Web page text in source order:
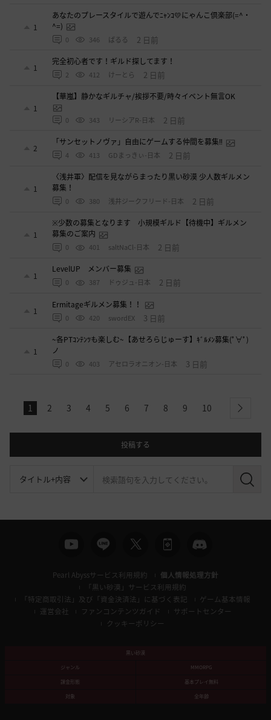
1
あなたのプレースタイルで遊んでﾆｬﾝｺ💛にゃんこ倶楽部(=^・
^=)
0 346 ぱるる 2 日前
1
完全初心者です！ギルド探してます！
2 412 けーとら 2 日前
1
【華嵐】静かなギルチャ/挨拶不要/時々イベント無言OK
0 343 リーシアR-日本 2 日前
2
「サンセットノヴァ」自由にゲームする仲間を募集‼️
4 413 GDまっきぃ-日本 2 日前
1
〈浅井軍〉配信を見ながらまったり黒い砂漠 少人数ギルメン
募集！
0 380 浅井ジークフリード-日本 2 日前
1
※少数の募集となります 小規模ギルド【待機中】ギルメン
募集のご案内
0 401 saltNaCl-日本 2 日前
1
LevelUP メンバー募集
0 387 ドゥジュ-日本 2 日前
1
Ermitageギルメン募集！！
0 420 swordEX 3 日前
1
~各PTｺﾝﾃﾝﾂも楽しむ~【あせろらじゅーす】ｷﾞﾙﾒﾝ募集(ﾟ∀ﾟ)
ノ
0 403 アセロラオニオン-日本 3 日前
1 2 3 4 5 6 7 8 9 10 next
投稿する
検
Pearl Abyssサービス利用規約
個人情報処理方針
「黒い砂漠」サービス利用規約
「特定商取引法」及び「資金決済法」に基づく表記
ゲーム基本情報
運営会社
ファンコンテンツガイド
サポートセンター
クッキーポリシー
黒い砂漠
ジャンル
MMORPG
課金形態
基本プレイ無料
対象
全年齢